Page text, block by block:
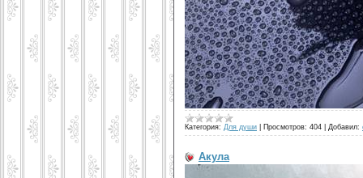
Категория: Для души Просмотров: 404 Добавил:
Акула